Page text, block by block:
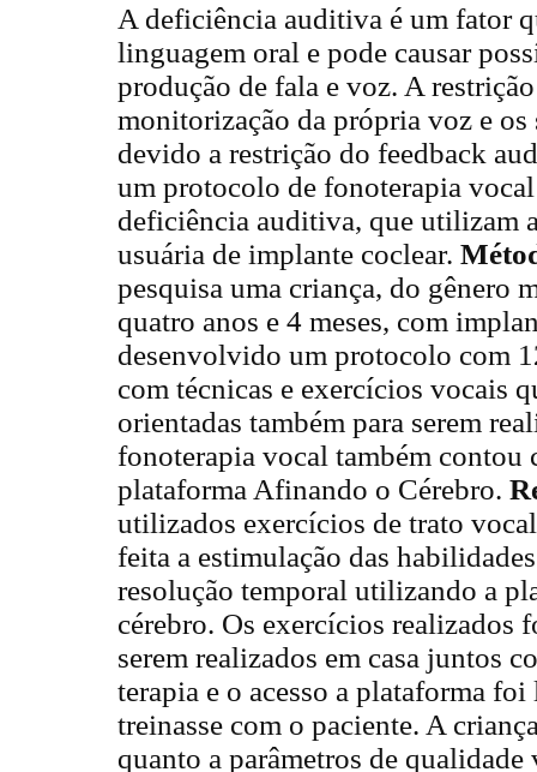
A deficiência auditiva é um fator
linguagem oral e pode causar
produção de fala e voz. A
monitorização da própria voz e os
devido a restrição do feedback
um protocolo de fonoterapia
deficiência auditiva, que utilizam
usuária de implante coclear.
pesquisa uma criança, do gênero
quatro anos e 4 meses, com
desenvolvido um protocolo com
com técnicas e exercícios vocais
orientadas também para serem
fonoterapia vocal também contou
plataforma Afinando o Cérebro.
utilizados exercícios de trato
feita a estimulação das
resolução temporal utilizando a
cérebro. Os exercícios realizados
serem realizados em casa juntos
terapia e o acesso a plataforma
treinasse com o paciente. A
quanto a parâmetros de